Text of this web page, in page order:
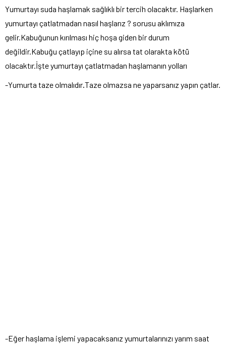
Yumurtayı suda haşlamak sağlıklı bir tercih olacaktır. Haşlarken
yumurtayı çatlatmadan nasıl haşlarız ? sorusu aklımıza
gelir.Kabuğunun kırılması hiç hoşa giden bir durum
değildir.Kabuğu çatlayıp içine su alırsa tat olarakta kötü
olacaktır.İşte yumurtayı çatlatmadan haşlamanın yolları
-Yumurta taze olmalıdır.Taze olmazsa ne yaparsanız yapın çatlar.
-Eğer haşlama işlemi yapacaksanız yumurtalarınızı yarım saat